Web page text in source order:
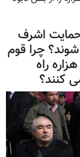
اشرف
چرا قوم
راه
کنند؟